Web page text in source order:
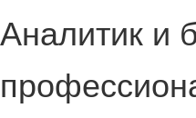
Аналитик и